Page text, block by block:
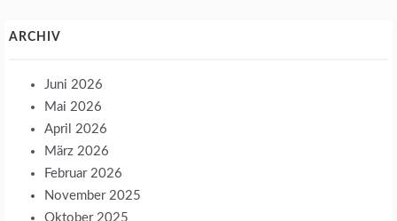
ARCHIV
Juni 2026
Mai 2026
April 2026
März 2026
Februar 2026
November 2025
Oktober 2025